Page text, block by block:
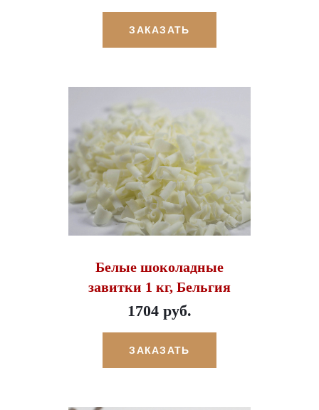
ЗАКАЗАТЬ
Белые шоколадные
завитки 1 кг, Бельгия
1704 руб.
ЗАКАЗАТЬ